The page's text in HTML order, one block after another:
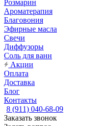
Розмарин
Ароматерапия
Благовония
Эфирные масла
Свечи
Диффузоры
Соль для ванн
Акции
Оплата
Доставка
Блог
Контакты
8 (911) 040-68-09
Заказать звонок